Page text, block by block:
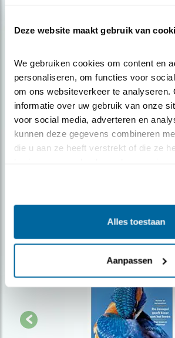
Deze website maakt gebruik van
We gebruiken cookies om content en
personaliseren, om functies voor
om ons websiteverkeer te analyseren.
informatie over uw gebruik van onze
voor social media, adverteren en
kunnen deze gegevens combineren
die u aan ze heeft verstrekt of die ze
Alles toestaan
Aanpassen
Op de hoogte blijven?
Meld je aan en ontvang nieuws,
over vogels en activiteiten van
AANMELDEN VOGELNIEUWS